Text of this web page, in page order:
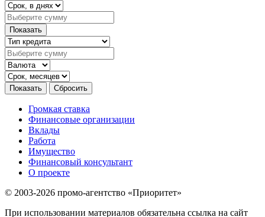
Громкая ставка
Финансовые организации
Вклады
Работа
Имущество
Финансовый консультант
О проекте
© 2003-2026 промо-агентство «Приоритет»
При использовании материалов обязательна ссылка на сайт